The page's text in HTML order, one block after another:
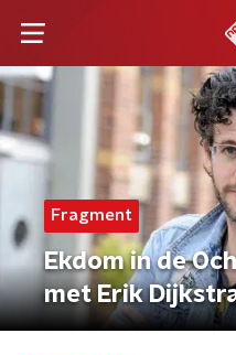
Fragment
Ekdom in de
met Erik